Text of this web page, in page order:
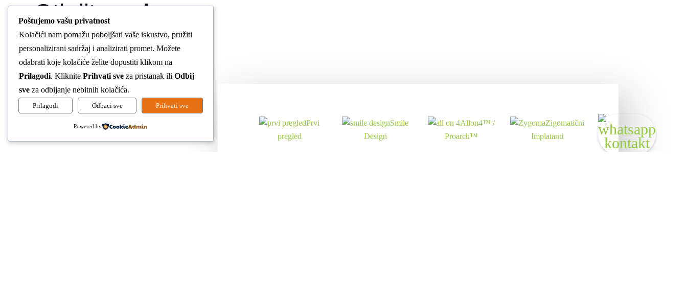
Otkrijteusluge
dentalne
poliklinike dr.
Gikić
Prvi
pregled
Smile
Design
Allon4™ /
Proarch™
Zigomatični
Implatanti
Poštujemo vašu privatnost
Kolačići nam pomažu poboljšati vaše iskustvo, pružiti
personalizirani sadržaj i analizirati promet. Možete
odabrati koje kolačiće želite dopustiti klikom na
Prilagodi. Kliknite Prihvati sve za pristanak ili Odbij
sve za odbijanje nebitnih kolačića.
Prilagodi Odbaci sve Prihvati sve
Powered by